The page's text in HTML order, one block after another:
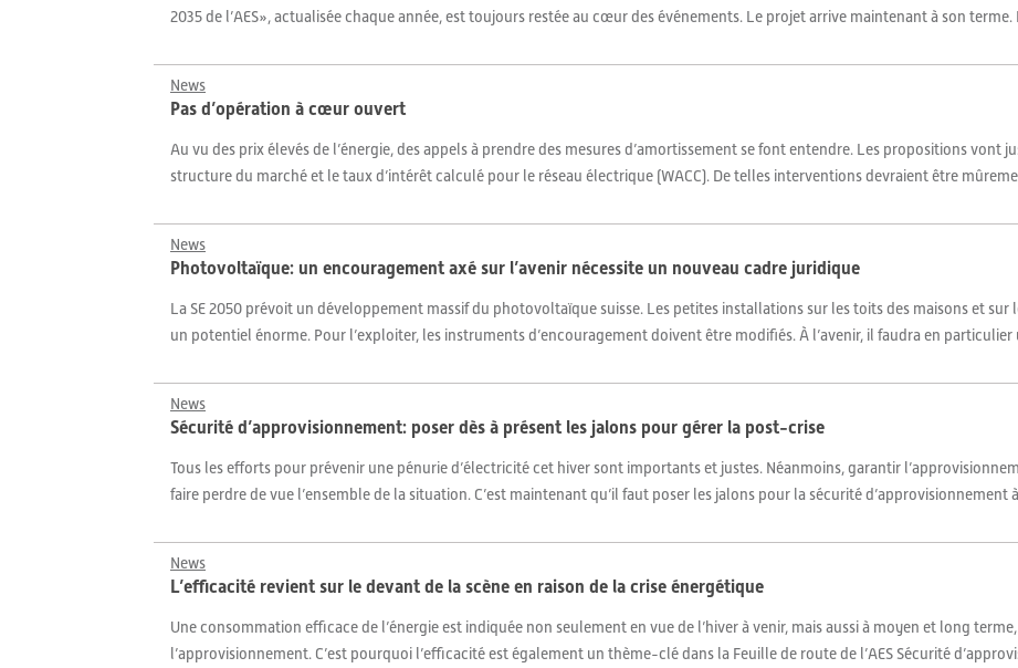
2035 de l’AES», actualisée chaque année, est toujours restée au cœur des événements. Le projet arrive maintenant à son terme.
News
Pas d’opération à cœur ouvert
Au vu des prix élevés de l’énergie, des appels à prendre des mesures d’amortissement se font entendre. Les propositions vont
structure du marché et le taux d’intérêt calculé pour le réseau électrique (WACC). De telles interventions devraient être
News
Photovoltaïque: un encouragement axé sur l’avenir nécessite un nouveau cadre juridique
La SE 2050 prévoit un développement massif du photovoltaïque suisse. Les petites installations sur les toits des maisons et sur
un potentiel énorme. Pour l’exploiter, les instruments d’encouragement doivent être modifiés. À l’avenir, il faudra en particulier
News
Sécurité d’approvisionnement: poser dès à présent les jalons pour gérer la post-crise
Tous les efforts pour prévenir une pénurie d’électricité cet hiver sont importants et justes. Néanmoins, garantir
faire perdre de vue l’ensemble de la situation. C’est maintenant qu’il faut poser les jalons pour la sécurité d’approvisionnement
News
L’efficacité revient sur le devant de la scène en raison de la crise énergétique
Une consommation efficace de l’énergie est indiquée non seulement en vue de l’hiver à venir, mais aussi à moyen et long
l’approvisionnement. C’est pourquoi l’efficacité est également un thème-clé dans la Feuille de route de l’AES Sécurité